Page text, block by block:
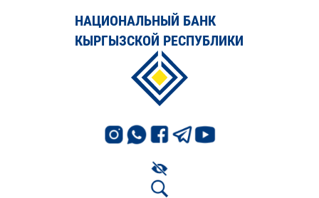
НАЦИОНАЛЬНЫЙ БАНК
КЫРГЫЗСКОЙ РЕСПУБЛИКИ